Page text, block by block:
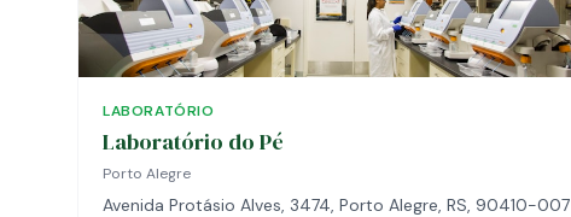
LABORATÓRIO
Laboratório do Pé
Porto Alegre
Avenida Protásio Alves, 3474, Porto Alegre, RS, 90410-007